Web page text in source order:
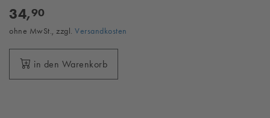
34,90
ohne MwSt., zzgl. Versandkosten
in den Warenkorb